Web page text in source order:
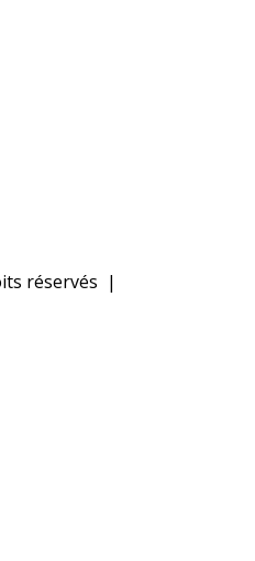
réservés |